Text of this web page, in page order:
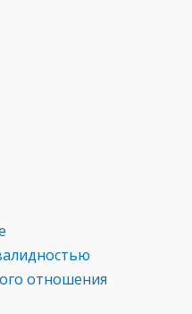
отношения